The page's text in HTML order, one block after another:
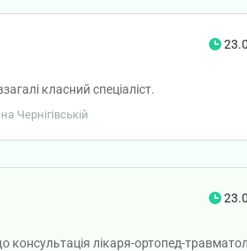
класний спеціаліст.
Чернігівській
консультація лікаря-ортопед-